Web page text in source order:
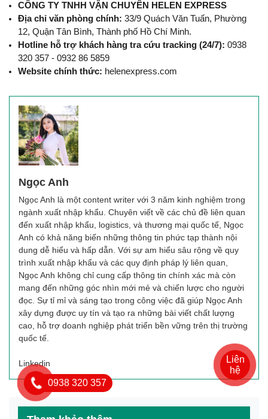
CÔNG TY TNHH VẬN CHUYÊN HELEN EXPRESS
Địa chỉ văn phòng chính: 33/9 Quách Văn Tuấn, Phường
12, Quận Tân Bình, Thành phố Hồ Chí Minh.
Hotline hỗ trợ khách hàng tra cứu tracking (24/7): 0938
320 357 - 0932 86 5859
Website chính thức: helenexpress.com
Ngọc Anh
Ngọc Anh là một content writer với 3 năm kinh nghiệm trong
ngành xuất nhập khẩu. Chuyên viết về các chủ đề liên quan
đến xuất nhập khẩu, logistics, và thương mại quốc tế, Ngọc
Anh có khả năng biến những thông tin phức tạp thành nội
dung dễ hiểu và hấp dẫn. Với sự am hiểu sâu rộng về quy
trình xuất nhập khẩu và các quy định pháp lý liên quan,
Ngọc Anh không chỉ cung cấp thông tin chính xác mà còn
mang đến những góc nhìn mới mẻ và chiến lược cho người
đọc. Sự tỉ mỉ và sáng tạo trong công việc đã giúp Ngọc Anh
xây dựng được uy tín và tạo ra những bài viết chất lượng
cao, hỗ trợ doanh nghiệp phát triển bền vững trên thị trường
quốc tế.
Linkedin
0938 320 357
Liên
hệ